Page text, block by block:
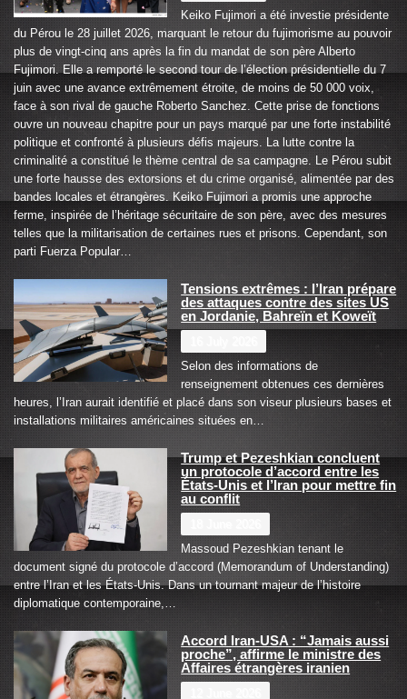
Keiko Fujimori a été investie présidente
du Pérou le 28 juillet 2026, marquant le retour du fujimorisme au pouvoir
plus de vingt-cinq ans après la fin du mandat de son père Alberto
Fujimori. Elle a remporté le second tour de l’élection présidentielle du 7
juin avec une avance extrêmement étroite, de moins de 50 000 voix,
face à son rival de gauche Roberto Sanchez. Cette prise de fonctions
ouvre un nouveau chapitre pour un pays marqué par une forte instabilité
politique et confronté à plusieurs défis majeurs. La lutte contre la
criminalité a constitué le thème central de sa campagne. Le Pérou subit
une forte hausse des extorsions et du crime organisé, alimentée par des
bandes locales et étrangères. Keiko Fujimori a promis une approche
ferme, inspirée de l’héritage sécuritaire de son père, avec des mesures
telles que la militarisation de certaines rues et prisons. Cependant, son
parti Fuerza Popular…
Tensions extrêmes : l’Iran prépare
des attaques contre des sites US
en Jordanie, Bahreïn et Koweït
Selon des informations de
renseignement obtenues ces dernières
heures, l’Iran aurait identifié et placé dans son viseur plusieurs bases et
installations militaires américaines situées en…
Trump et Pezeshkian concluent
un protocole d’accord entre les
États-Unis et l’Iran pour mettre fin
au conflit
Massoud Pezeshkian tenant le
document signé du protocole d’accord (Memorandum of Understanding)
entre l’Iran et les États-Unis. Dans un tournant majeur de l’histoire
diplomatique contemporaine,…
Accord Iran-USA : “Jamais aussi
proche”, affirme le ministre des
Affaires étrangères iranien